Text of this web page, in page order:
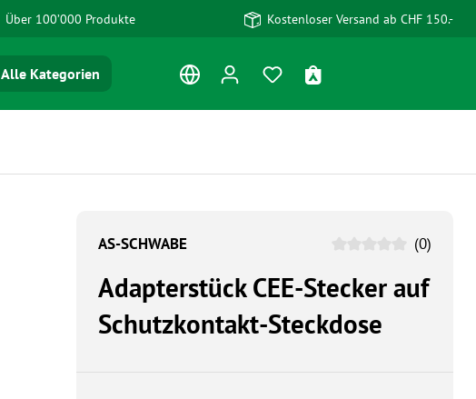
Über 100’000 Produkte Kostenloser Versand ab CHF 150.-
Du hast 0 Produkte auf dem
Alle Kategorien
AS-SCHWABE (0)
Adapterstück CEE-Stecker auf
Schutzkontakt-Steckdose